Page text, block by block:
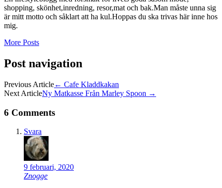
shopping, skönhet,inredning, resor,mat och bak.Man måste unna sig
är mitt motto och såklart att ha kul.Hoppas du ska trivas här inne hos
mig.
More Posts
Post navigation
Previous Article← Cafe Kladdkakan
Next ArticleNy Matkasse Från Marley Spoon →
6 Comments
Svara
9 februari, 2020
Znogge